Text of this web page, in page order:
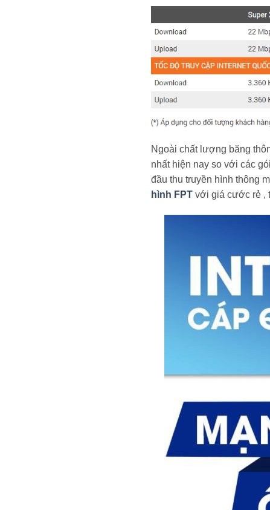
Ngoài chất lượng băng
nhất hiện nay so với các
đầu thu truyền hình thông
hình FPTvới giá cước rẻ ,